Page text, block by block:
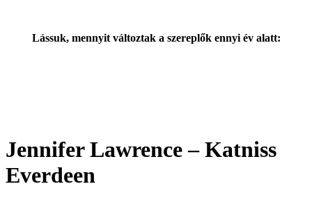
Lássuk, mennyit változtak a szereplők ennyi év alatt:
Jennifer Lawrence – Katniss
Everdeen